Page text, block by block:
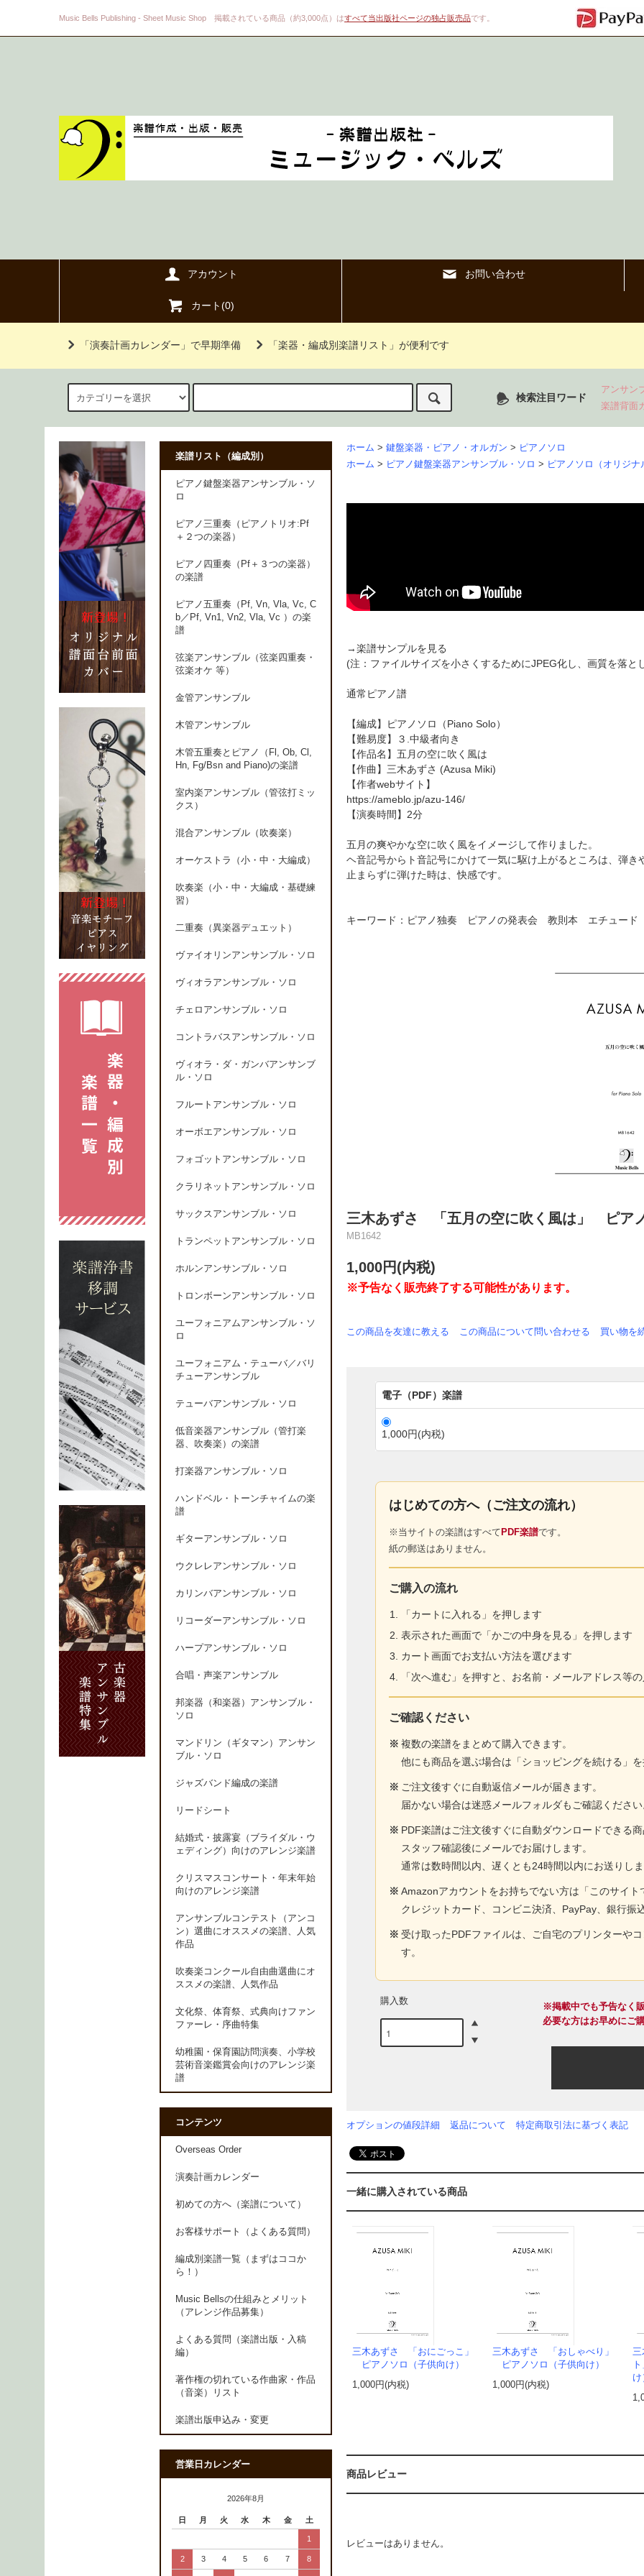
Music Bells Publishing - Sheet Music Shop 掲載されている商品（約3,000点）はすべて当出版社ページの独占販売品です。
アカウント お問い合わせ
カート(0)
「演奏計画カレンダー」で早期準備 「楽器・編成別楽譜リスト」が便利です
検索注目ワード
アンサン
楽譜背面
ホーム > 鍵盤楽器・ピアノ・オルガン > ピアノソロ
ホーム > ピアノ鍵盤楽器アンサンブル・ソロ > ピアノソロ（オリジナ
→楽譜サンプルを見る
(注：ファイルサイズを小さくするためにJPEG化し、画質を落と
通常ピアノ譜
【編成】 ピアノソロ
（Piano Solo）
【難易度】３.中級者向き
【作品名】五月の空に吹く風は
【作曲】 三木あずさ (Azusa Miki)
【作者webサイト】
https://ameblo.jp/azu-146/
【演奏時間】2分
五月の爽やかな空に吹く風をイメージして作りました。
ヘ音記号からト音記号にかけて一気に駆け上がるところは、弾き
止まらずに弾けた時は、快感です。
キーワード：ピアノ独奏 ピアノの発表会 教則本 エチュー
三木あずさ 「五月の空に吹く風は」 ピア
MB1642
1,000円(内税)
※予告なく販売終了する可能性があります。
この商品を友達に教える この商品について問い合わせる 買い物を
電子（PDF）楽譜
1,000円(内税)
はじめての方へ（ご注文の流れ）
※当サイトの楽譜はすべて PDF楽譜です。
紙の郵送はありません。
ご購入の流れ
「カートに入れる」を押します
表示された画面で「かごの中身を見る」を押します
カート画面でお支払い方法を選びます
「次へ進む」を押すと、お名前・メールアドレス等
ご確認ください
※ 複数の楽譜をまとめて購入できます。
他にも商品を選ぶ場合は「ショッピングを続ける」
※ ご注文後すぐに自動返信メールが届きます。
届かない場合は迷惑メールフォルダもご確認くださ
※ PDF楽譜はご注文後すぐに自動ダウンロードできる
スタッフ確認後にメールでお届けします。
通常は数時間以内、遅くとも24時間以内にお送りし
※ Amazonアカウントをお持ちでない方は「このサイ
クレジットカード、コンビニ決済、PayPay、銀行振
※ 受け取ったPDFファイルは、ご自宅のプリンターや
す。
購入数
※掲載中でも予告なく
必要な方はお早めにご
オプションの値段詳細 返品について 特定商取引法に基づく表記
一緒に購入されている商品
三木あずさ 「おにごっこ」
ピアノソロ（子供向け）
1,000円(内税)
三木あずさ 「おしゃべり」
ピアノソロ（子供向け）
1,000円(内税)
三
け
商品レビュー
レビューはありません。
楽譜リスト（編成別）
ピアノ鍵盤楽器アンサンブル・ソ
ロ
ピアノ三重奏（ピアノトリオ:Pf
＋２つの楽器）
ピアノ四重奏（Pf＋３つの楽器）
の楽譜
ピアノ五重奏（Pf, Vn, Vla, Vc, C
b／Pf, Vn1, Vn2, Vla, Vc ）の楽
譜
弦楽アンサンブル（弦楽四重奏・
弦楽オケ 等）
金管アンサンブル
木管アンサンブル
木管五重奏とピアノ（Fl, Ob, Cl,
Hn, Fg/Bsn and Piano)の楽譜
室内楽アンサンブル（管弦打ミッ
クス）
混合アンサンブル（吹奏楽）
オーケストラ（小・中・大編成）
吹奏楽（小・中・大編成・基礎練
習）
二重奏（異楽器デュエット）
ヴァイオリンアンサンブル・ソロ
ヴィオラアンサンブル・ソロ
チェロアンサンブル・ソロ
コントラバスアンサンブル・ソロ
ヴィオラ・ダ・ガンバアンサンブ
ル・ソロ
フルートアンサンブル・ソロ
オーボエアンサンブル・ソロ
フォゴットアンサンブル・ソロ
クラリネットアンサンブル・ソロ
サックスアンサンブル・ソロ
トランペットアンサンブル・ソロ
ホルンアンサンブル・ソロ
トロンボーンアンサンブル・ソロ
ユーフォニアムアンサンブル・ソ
ロ
ユーフォニアム・テューバ／バリ
チューアンサンブル
テューバアンサンブル・ソロ
低音楽器アンサンブル（管打楽
器、吹奏楽）の楽譜
打楽器アンサンブル・ソロ
ハンドベル・トーンチャイムの楽
譜
ギターアンサンブル・ソロ
ウクレレアンサンブル・ソロ
カリンバアンサンブル・ソロ
リコーダーアンサンブル・ソロ
ハープアンサンブル・ソロ
合唱・声楽アンサンブル
邦楽器（和楽器）アンサンブル・
ソロ
マンドリン（ギタマン）アンサン
ブル・ソロ
ジャズバンド編成の楽譜
リードシート
結婚式・披露宴（ブライダル・ウ
ェディング）向けのアレンジ楽譜
クリスマスコンサート・年末年始
向けのアレンジ楽譜
アンサンブルコンテスト（アンコ
ン）選曲にオススメの楽譜、人気
作品
吹奏楽コンクール自由曲選曲にオ
ススメの楽譜、人気作品
文化祭、体育祭、式典向けファン
ファーレ・序曲特集
幼稚園・保育園訪問演奏、小学校
芸術音楽鑑賞会向けのアレンジ楽
譜
コンテンツ
Overseas Order
演奏計画カレンダー
初めての方へ（楽譜について）
お客様サポート（よくある質問）
編成別楽譜一覧（まずはココか
ら！）
Music Bellsの仕組みとメリット
（アレンジ作品募集）
よくある質問（楽譜出版・入稿
編）
著作権の切れている作曲家・作品
（音楽）リスト
楽譜出版申込み・変更
営業日カレンダー
2026年8月
日 月 火 水 木 金 土
1
2 3 4 5 6 7 8